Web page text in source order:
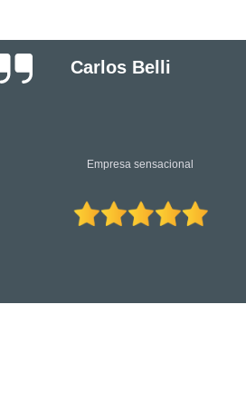
Danilo Bassi
Os únicos profissionais de verdade nesta área.